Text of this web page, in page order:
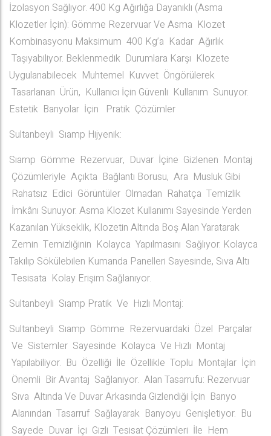
İzolasyon Sağlıyor. 400 Kg Ağırlığa Dayanıklı (Asma
Klozetler İçin): Gömme Rezervuar Ve Asma Klozet
Kombinasyonu Maksimum 400 Kg’a Kadar Ağırlık
Taşıyabiliyor. Beklenmedik Durumlara Karşı Klozete
Uygulanabilecek Muhtemel Kuvvet Öngörülerek
Tasarlanan Ürün, Kullanıcı İçin Güvenli Kullanım Sunuyor.
Estetik Banyolar İçin Pratik Çözümler
Sultanbeyli Sıamp Hijyenik:
Sıamp Gömme Rezervuar, Duvar İçine Gizlenen Montaj
Çözümleriyle Açıkta Bağlantı Borusu, Ara Musluk Gibi
Rahatsız Edici Görüntüler Olmadan Rahatça Temizlik
İmkânı Sunuyor. Asma Klozet Kullanımı Sayesinde Yerden
Kazanılan Yükseklik, Klozetin Altında Boş Alan Yaratarak
Zemin Temizliğinin Kolayca Yapılmasını Sağlıyor. Kolayca
Takılıp Sökülebilen Kumanda Panelleri Sayesinde, Sıva Altı
Tesisata Kolay Erişim Sağlanıyor.
Sultanbeyli Sıamp Pratik Ve Hızlı Montaj:
Sultanbeyli Sıamp Gömme Rezervuardaki Özel Parçalar
Ve Sistemler Sayesinde Kolayca Ve Hızlı Montaj
Yapılabiliyor. Bu Özelliği İle Özellikle Toplu Montajlar İçin
Önemli Bir Avantaj Sağlanıyor. Alan Tasarrufu: Rezervuar
Sıva Altında Ve Duvar Arkasında Gizlendiği İçin Banyo
Alanından Tasarruf Sağlayarak Banyoyu Genişletiyor. Bu
Sayede Duvar İçi Gizli Tesisat Çözümleri İle Hem